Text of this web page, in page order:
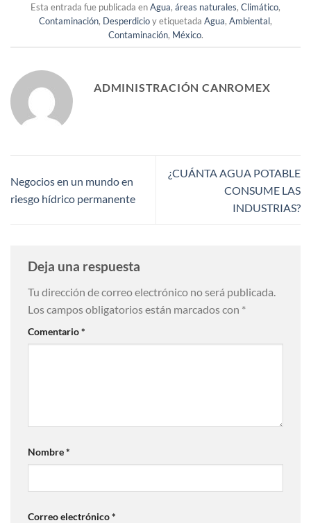
Esta entrada fue publicada enAgua, áreas naturales, Climático,
Contaminación, Desperdicioy etiquetada Agua, Ambiental,
Contaminación, México.
ADMINISTRACIÓN CANROMEX
Negocios en un mundo en
riesgo hídrico permanente
¿CUÁNTA AGUA POTABLE
CONSUME LAS
INDUSTRIAS?
Deja una respuesta
Tu dirección de correo electrónico no será publicada.
Los campos obligatorios están marcados con *
Comentario*
Nombre*
Correo electrónico*